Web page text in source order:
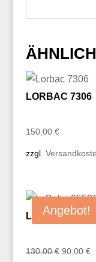
LORBAC 7306
150,00 €
zzgl.
Angebot!
LE BABE
130,00€ 90,00 €